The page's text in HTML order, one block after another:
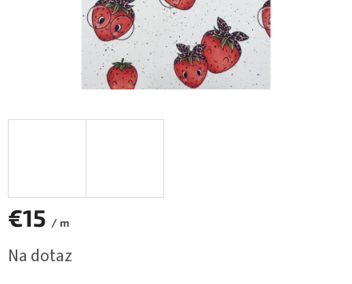
€15 / m
cena:
Na dotaz